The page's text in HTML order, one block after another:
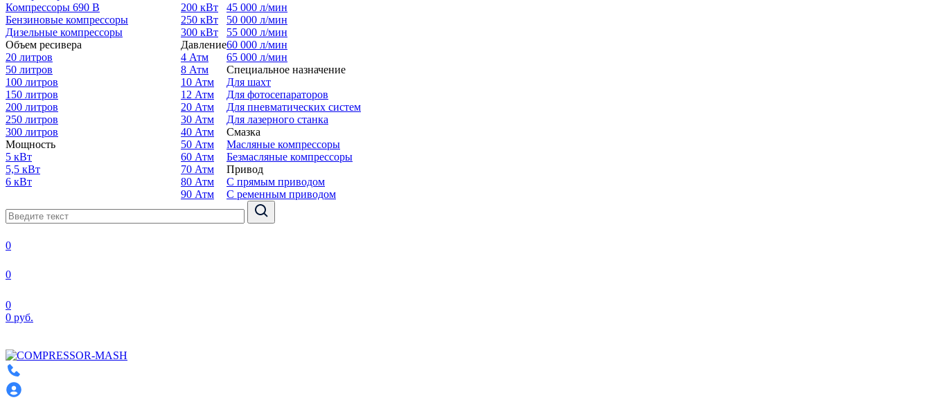
Компрессоры 690 В
Бензиновые компрессоры
Дизельные компрессоры
Объем ресивера
20 литров
50 литров
100 литров
150 литров
200 литров
250 литров
300 литров
Мощность
5 кВт
5,5 кВт
6 кВт
200 кВт
250 кВт
300 кВт
Давление
4 Атм
8 Атм
10 Атм
12 Атм
20 Атм
30 Атм
40 Атм
50 Атм
60 Атм
70 Атм
80 Атм
90 Атм
45 000 л/мин
50 000 л/мин
55 000 л/мин
60 000 л/мин
65 000 л/мин
Специальное назначение
Для шахт
Для фотосепараторов
Для пневматических систем
Для лазерного станка
Смазка
Масляные компрессоры
Безмасляные компрессоры
Привод
С прямым приводом
С ременным приводом
0
0
0
0 руб.